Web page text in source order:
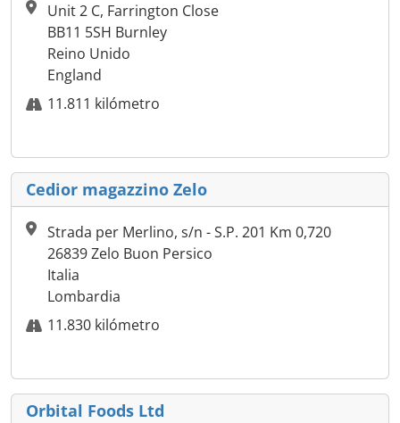
Unit 2 C, Farrington Close
BB11 5SH Burnley
Reino Unido
England
11.811 kilómetro
Cedior magazzino Zelo
Strada per Merlino, s/n - S.P. 201 Km 0,720
26839 Zelo Buon Persico
Italia
Lombardia
11.830 kilómetro
Orbital Foods Ltd